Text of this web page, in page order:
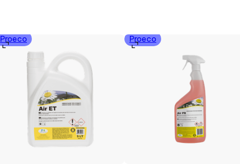
Proeco Proeco